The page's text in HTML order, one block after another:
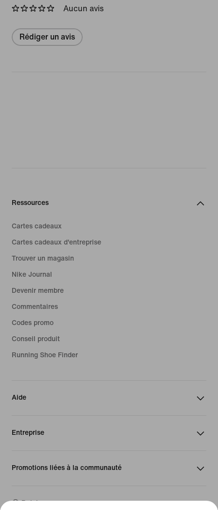
Aucun avis
Rédiger un avis
Ressources
Cartes cadeaux
Cartes cadeaux d'entreprise
Trouver un magasin
Nike Journal
Devenir membre
Commentaires
Codes promo
Conseil produit
Running Shoe Finder
Aide
Entreprise
Promotions liées à la communauté
Belgique